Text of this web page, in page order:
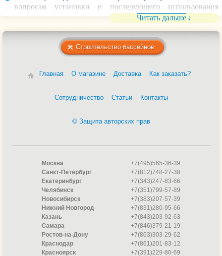
вопросам установки и последующего использования
каркасного бассейна - очищение и подогрев воды, уход и
Читать дальше
Строительство бассейнов
Главная О магазине Доставка Как заказать?
Сотрудничество Статьи Контакты
© Защита авторских прав
Москва
+7(495)565-36-39
Санкт-Петербург
+7(812)748-27-38
Екатеринбург
+7(343)247-83-66
Челябинск
+7(351)799-57-89
Новосибирск
+7(383)207-57-39
Нижний Новгород
+7(831)280-95-66
Казань
+7(843)203-92-63
Самара
+7(846)379-21-19
Ростов-на-Дону
+7(863)303-29-62
Краснодар
+7(861)201-83-12
Красноярск
+7(391)229-80-69